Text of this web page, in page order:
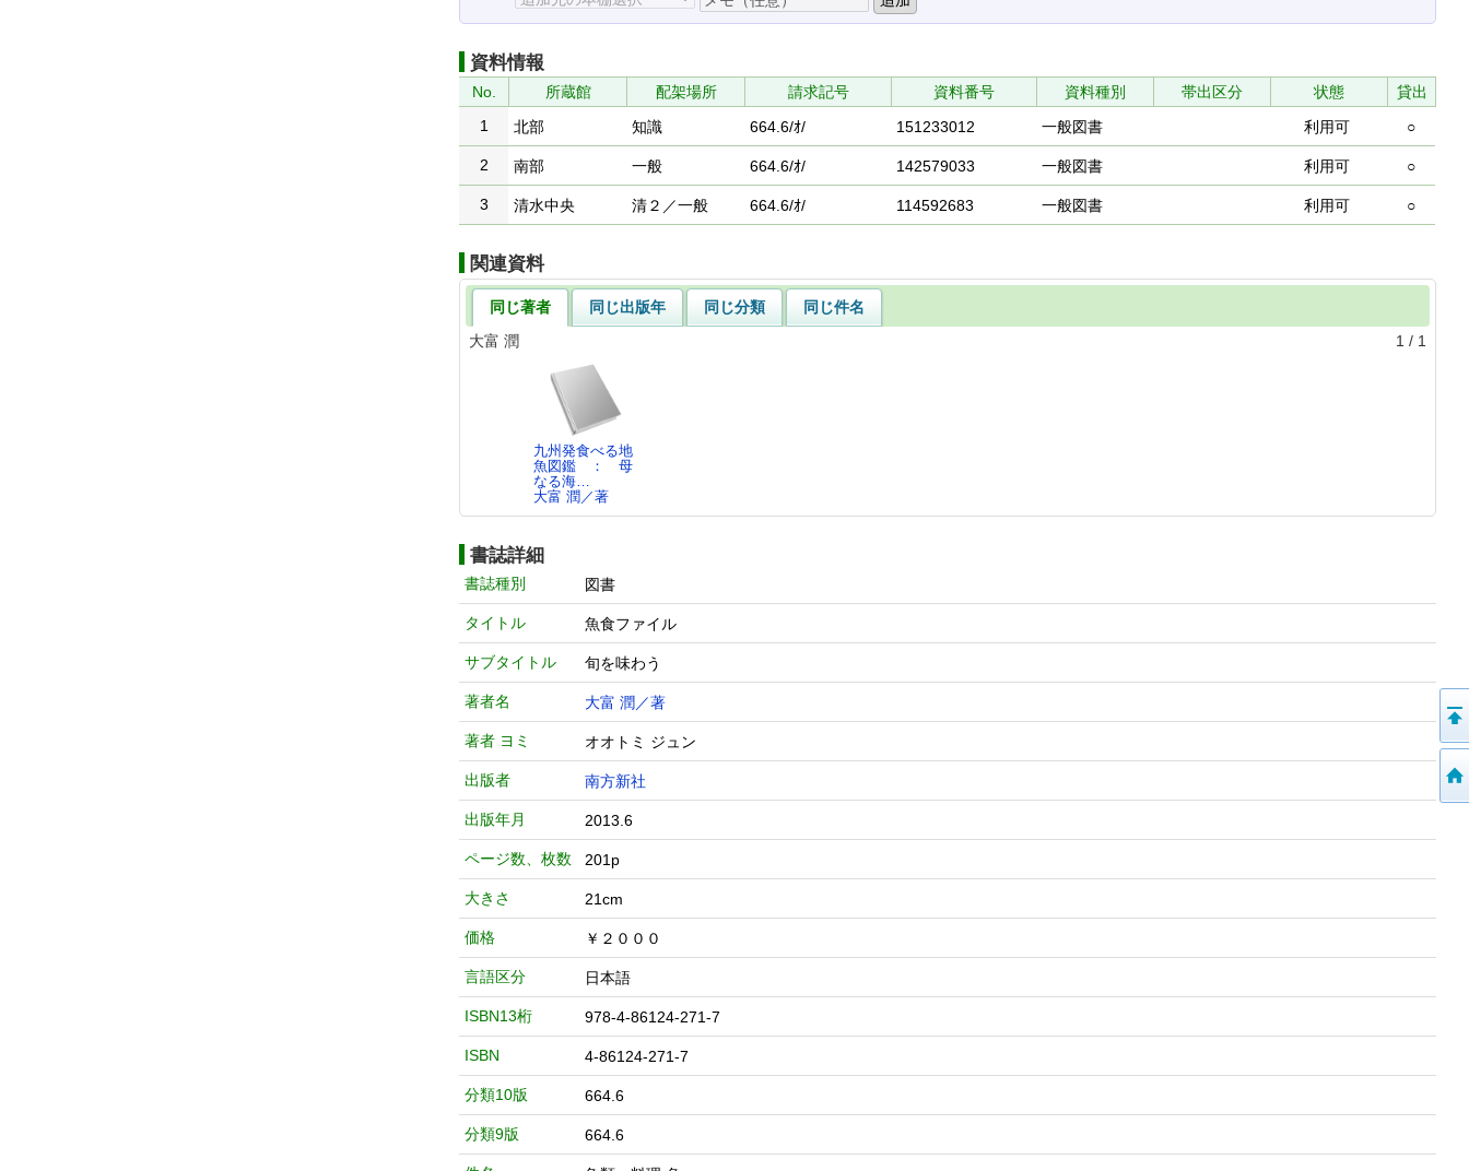
資料情報
No. 所蔵館 配架場所 請求記号 資料番号 資料種別 帯出区分 状態
貸出
1
北部 知識 664.6/ｵ/ 151233012 一般図書 利用可 ○
2 南部 一般 664.6/ｵ/ 142579033 一般図書 利用可 ○
3 清水中央 清２／一般 664.6/ｵ/ 114592683 一般図書 利用可 ○
関連資料
同じ著者 同じ出版年 同じ分類
同じ件名
大富 潤
1 / 1
九州発食べる地
魚図鑑 ： 母
なる海…
大富 潤／著
書誌詳細
書誌種別 図書
タイトル 魚食ファイル
サブタイトル 旬を味わう
著者名 大富 潤／著
著者 ヨミ オオトミ ジュン
出版者 南方新社
出版年月 2013.6
ページ数、枚数 201p
大きさ 21cm
価格 ￥２０００
言語区分 日本語
ISBN13桁 978-4-86124-271-7
ISBN 4-86124-271-7
分類10版 664.6
分類9版 664.6